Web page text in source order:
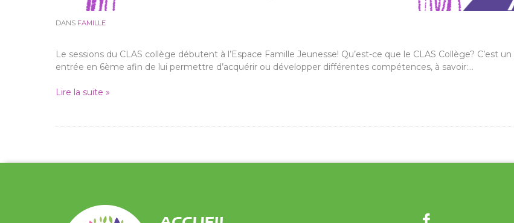
DANS FAMILLE
Le sessions du CLAS collège débutent à l’Espace Famille Jeunesse! Qu’est-ce que le CLAS Collège? C’est
entrée en 6ème afin de lui permettre d’acquérir ou développer différentes compétences, à savoir:…
Lire la suite »